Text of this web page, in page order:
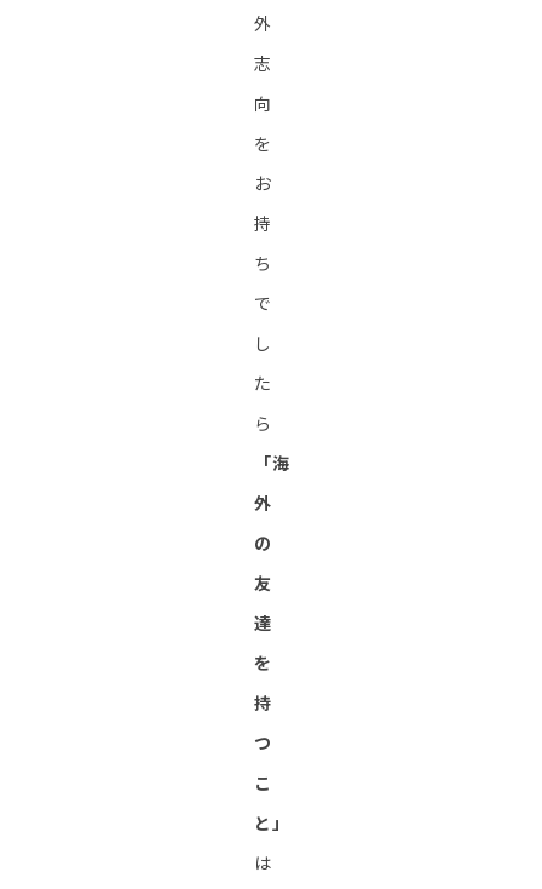
外
志
向
を
お
持
ち
で
し
た
ら
「海
外
の
友
達
を
持
つ
こ
と」
は